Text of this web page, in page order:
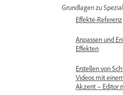
Grundlagen zu
Effekte-Referenz
Anpassen und
Effekten
Erstellen von
Videos mit
Akzent – Editor